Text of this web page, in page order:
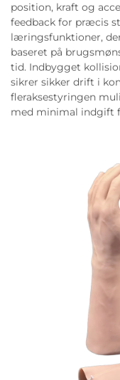
position, kraft og
feedback for præcis
læringsfunktioner,
baseret på
tid. Indbygget
sikrer sikker drift i
fleraksestyringen
med minimal indgift